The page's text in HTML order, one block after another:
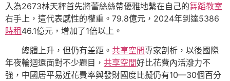
入為2673林天秤首先將蕾絲絲帶優雅地繫在自己的舞蹈教室
右手上，這代表感性的權重。79.8億元，2024年到達5386
時租 46.1億元，增加了1倍以上。
總體上升，但仍有差距。 共享空間專家剖析，以後國際
年夜輪迴還面對不少題目， 共享空間好比花費內活潑力不
強，中國居平易近花費率與發財國度比擬仍有10—30個百分